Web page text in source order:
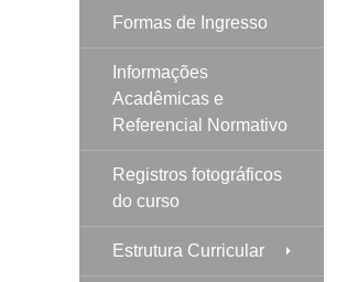
Formas de Ingresso
Informações
Acadêmicas e
Referencial Normativo
Registros fotográficos
do curso
Estrutura Curricular